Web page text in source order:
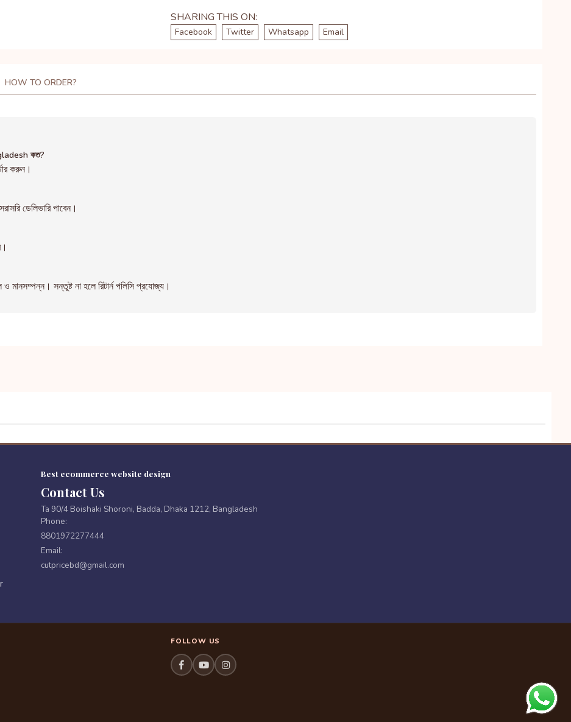
SHARING THIS ON:
Facebook Twitter Whatsapp Email
HOW TO ORDER?
কত?
করুন।
ডেলিভারি পাবেন।
সন্তুষ্ট না হলে রিটার্ন পলিসি প্রযোজ্য।
Best ecommerce website design
Contact Us
Ta 90/4 Boishaki Shoroni, Badda, Dhaka 1212, Bangladesh
Phone:
8801972277444
Email:
cutpricebd@gmail.com
FOLLOW US